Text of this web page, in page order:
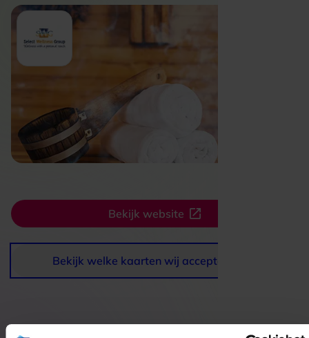
Bekijk website
Bekijk welke kaarten wij accepteren